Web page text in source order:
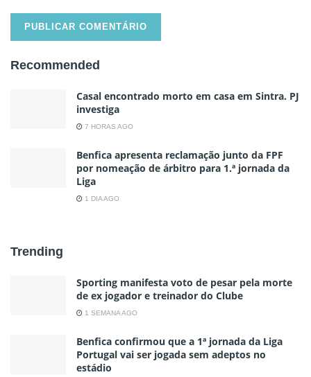
Recommended
Casal encontrado morto em casa em Sintra. PJ
investiga
7 HORAS AGO
Benfica apresenta reclamação junto da FPF
por nomeação de árbitro para 1.ª jornada da
Liga
1 DIA AGO
Trending
Sporting manifesta voto de pesar pela morte
de ex jogador e treinador do Clube
1 SEMANA AGO
Benfica confirmou que a 1ª jornada da Liga
Portugal vai ser jogada sem adeptos no
estádio